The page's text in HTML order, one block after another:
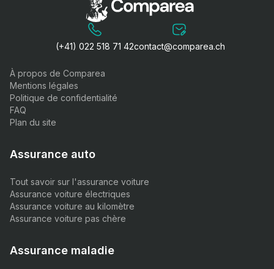
(+41) 022 518 71 42contact@comparea.ch
À propos de Comparea
Mentions légales
Politique de confidentialité
FAQ
Plan du site
Assurance auto
Tout savoir sur l'assurance voiture
Assurance voiture électriques
Assurance voiture au kilomètre
Assurance voiture pas chère
Assurance maladie